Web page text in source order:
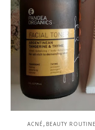
ACNÉ , BEAUTY ROUTINE